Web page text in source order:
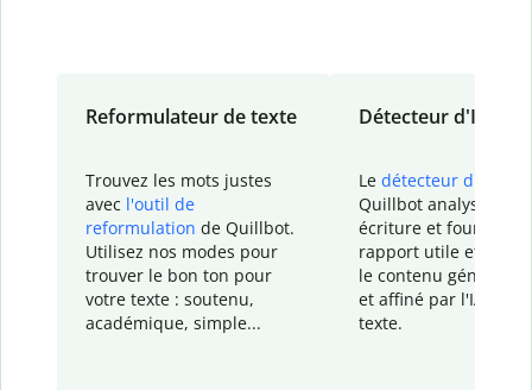
Reformulateur de texte
Trouvez les mots justes
avec l'outil de
reformulation de Quillbot.
Utilisez nos modes pour
trouver le bon ton pour
votre texte : soutenu,
académique, simple...
Détecteur d'IA
Le détecteur d'IA
Quillbot analyse votre
écriture et fournit un
rapport utile et
le contenu généré
et affiné par l'IA
texte.